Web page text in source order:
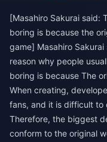
[Masahiro Sakurai said:
boring is because the
game] Masahiro
reason why people
boring is because The
When creating,
fans, and it is difficult to
Therefore, the biggest
conform to the original